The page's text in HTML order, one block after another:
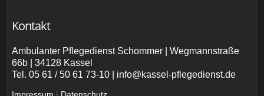
Kontakt
Ambulanter Pflegedienst Schommer | Wegmannstraße
66b | 34128 Kassel
Tel. 05 61 / 50 61 73-10 | info@kassel-pflegedienst.de